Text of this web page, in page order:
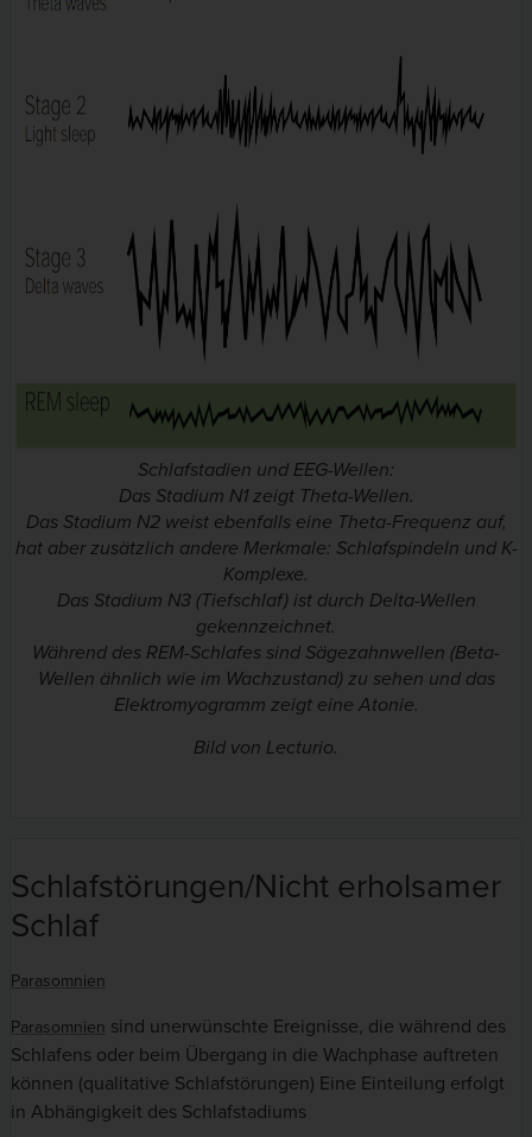
Schlafstadien und EEG-Wellen:
Das Stadium N1 zeigt Theta-Wellen.
Das Stadium N2 weist ebenfalls eine Theta-Frequenz auf,
hat aber zusätzlich andere Merkmale: Schlafspindeln und K-
Komplexe.
Das Stadium N3 (Tiefschlaf) ist durch Delta-Wellen
gekennzeichnet.
Während des REM-Schlafes sind Sägezahnwellen (Beta-
Wellen ähnlich wie im Wachzustand) zu sehen und das
Elektromyogramm zeigt eine Atonie.
Bild von Lecturio.
Schlafstörungen/Nicht erholsamer
Schlaf
Parasomnien
Parasomnien sind unerwünschte Ereignisse, die während des
Schlafens oder beim Übergang in die Wachphase auftreten
können (qualitative Schlafstörungen) Eine Einteilung erfolgt
in Abhängigkeit des Schlafstadiums